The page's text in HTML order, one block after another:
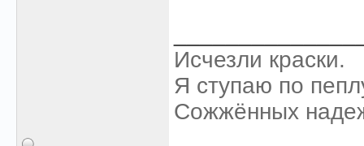
Исчезли краски.
Я ступаю по
Сожжённых